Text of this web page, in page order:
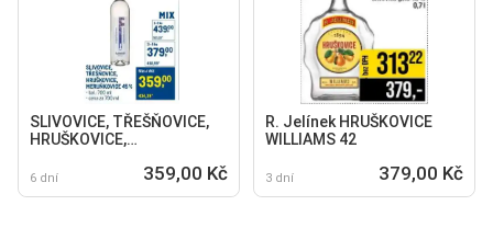
SLIVOVICE, TŘEŠŇOVICE,
HRUŠKOVICE,
6 dní 359,00 Kč
R. Jelínek HRUŠKOVICE
WILLIAMS 42
3 dní 379,00 Kč